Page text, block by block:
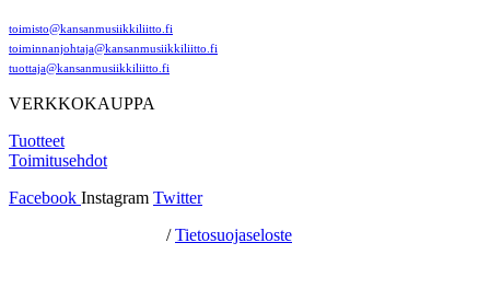
toimisto@kansanmusiikkiliitto.fi
toiminnanjohtaja@kansanmusiikkiliitto.fi
tuottaja@kansanmusiikkiliitto.fi
VERKKOKAUPPA
Tuotteet
Toimitusehdot
Facebook Instagram Twitter
/Tietosuojaseloste